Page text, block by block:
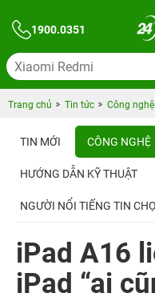
1900.0351
Trang chủ Tin tức Công nghệ
TIN MỚI CÔNG NGHỆ
HƯỚNG DẪN KỸ THUẬT
NGƯỜI NỔI TIẾNG TIN
iPad A16
iPad “ai